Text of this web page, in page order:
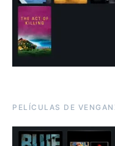
PELÍCULAS DE